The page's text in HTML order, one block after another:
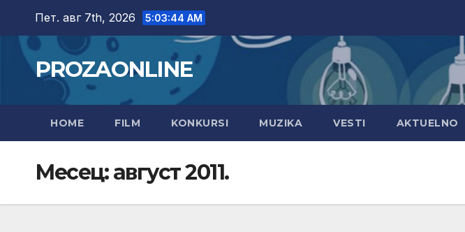
content
Пет. авг 7th, 2026 5:03:46 AM
PROZAONLINE
HOME FILM KONKURSI MUZIKA VESTI AKTUELNO
Месец:август 2011.